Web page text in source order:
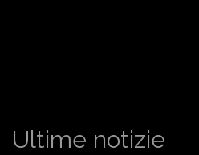
Ultime notizie